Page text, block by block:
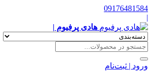
09176481584
|
هادی پرفیوم |
ورود | ثبت‌نام